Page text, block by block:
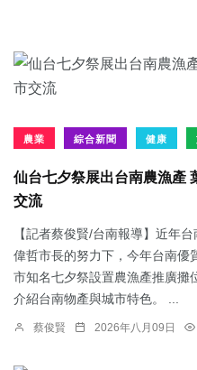
農業 綜合新聞 健康
仙台七夕祭展出台南農漁產
交流
【記者蔡俊賢/台南報導】近年
偉哲市長的努力下，今年台南優
市知名七夕祭設置農漁產推廣攤
介紹台南物產與城市特色。 ...
蔡俊賢 2026年八月09日